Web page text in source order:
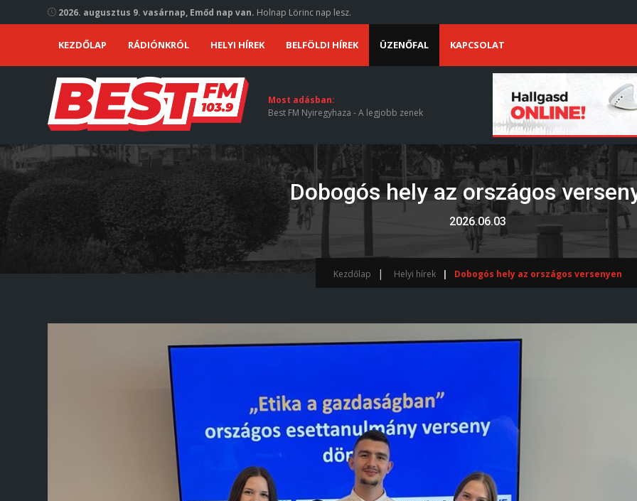
2026. augusztus 9. vasárnap, Emőd nap van. Holnap Lörinc nap lesz.
KEZDŐLAP RÁDIÓNKRÓL HELYI HÍREK BELFÖLDI HÍREK ÜZENŐFAL KAPCSOLAT
Most adásban:
Best FM Nyiregyhaza - A legjobb zenek
Dobogós hely az országos
2026.06.03
Kezdőlap Helyi hírek Dobogós hely az országos versenyen